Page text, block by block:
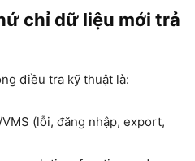
chỉ dữ liệu mới trả
điều tra kỹ thuật là:
VMS (lỗi, đăng nhập, export,